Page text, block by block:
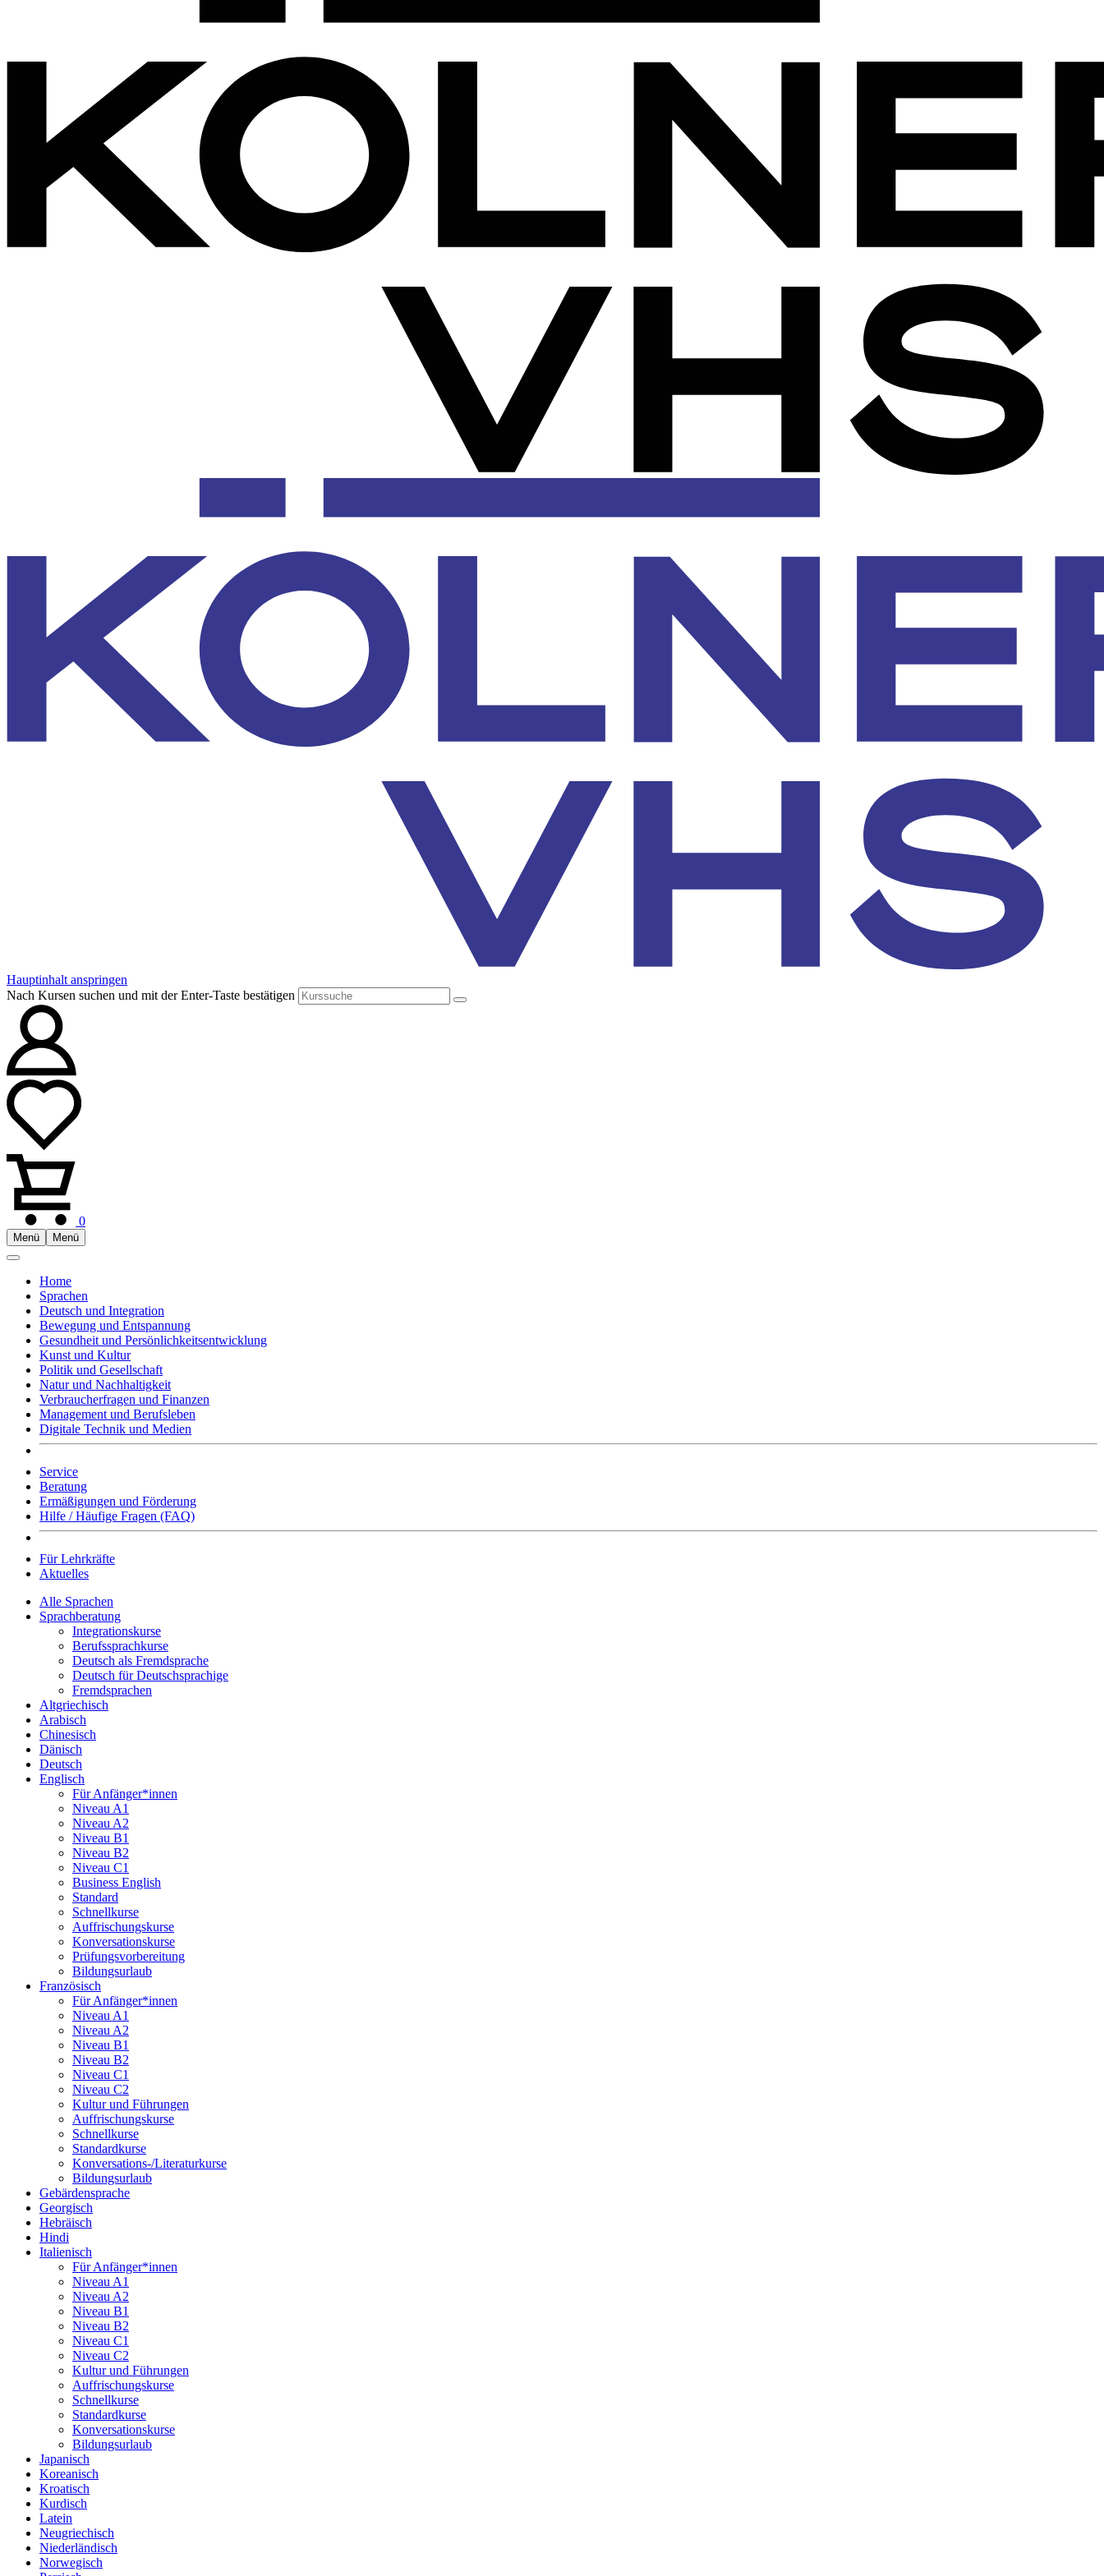
Hauptinhalt anspringen
Nach Kursen suchen und mit der Enter-Taste bestätigen
0
Menü Menü
Home
Sprachen
Deutsch und Integration
Bewegung und Entspannung
Gesundheit und Persönlichkeitsentwicklung
Kunst und Kultur
Politik und Gesellschaft
Natur und Nachhaltigkeit
Verbraucherfragen und Finanzen
Management und Berufsleben
Digitale Technik und Medien
Service
Beratung
Ermäßigungen und Förderung
Hilfe / Häufige Fragen (FAQ)
Für Lehrkräfte
Aktuelles
Alle Sprachen
Sprachberatung
Integrationskurse
Berufssprachkurse
Deutsch als Fremdsprache
Deutsch für Deutschsprachige
Fremdsprachen
Altgriechisch
Arabisch
Chinesisch
Dänisch
Deutsch
Englisch
Für Anfänger*innen
Niveau A1
Niveau A2
Niveau B1
Niveau B2
Niveau C1
Business English
Standard
Schnellkurse
Auffrischungskurse
Konversationskurse
Prüfungsvorbereitung
Bildungsurlaub
Französisch
Für Anfänger*innen
Niveau A1
Niveau A2
Niveau B1
Niveau B2
Niveau C1
Niveau C2
Kultur und Führungen
Auffrischungskurse
Schnellkurse
Standardkurse
Konversations-/Literaturkurse
Bildungsurlaub
Gebärdensprache
Georgisch
Hebräisch
Hindi
Italienisch
Für Anfänger*innen
Niveau A1
Niveau A2
Niveau B1
Niveau B2
Niveau C1
Niveau C2
Kultur und Führungen
Auffrischungskurse
Schnellkurse
Standardkurse
Konversationskurse
Bildungsurlaub
Japanisch
Koreanisch
Kroatisch
Kurdisch
Latein
Neugriechisch
Niederländisch
Norwegisch